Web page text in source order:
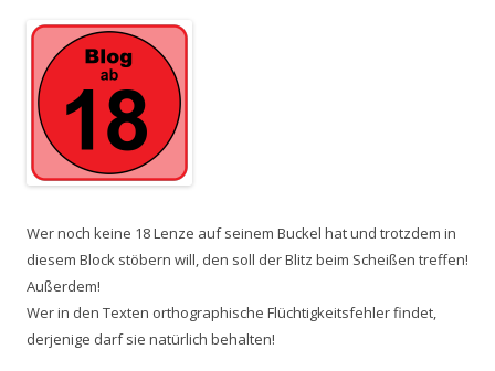
Wer noch keine 18 Lenze auf seinem Buckel hat und trotzdem in
diesem Block stöbern will, den soll der Blitz beim Scheißen treffen!
Außerdem!
Wer in den Texten orthographische Flüchtigkeitsfehler findet,
derjenige darf sie natürlich behalten!